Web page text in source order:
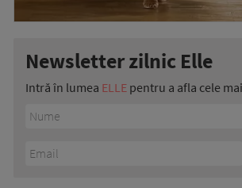
Newsletter zilnic Elle
Intră în lumea ELLE pentru a afla cele